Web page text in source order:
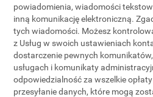
powiadomienia, wiadomości
inną komunikację elektroniczną.
tych wiadomości. Możesz
z Usług w swoich ustawieniach
dostarczenie pewnych
usługach i komunikaty
odpowiedzialność za wszelkie
przesyłanie danych, które mogą